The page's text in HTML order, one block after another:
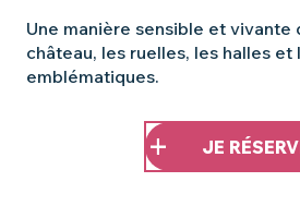
Une manière sensible et vivante
château, les ruelles, les halles
emblématiques.
JE